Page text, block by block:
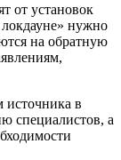
от установок
нужно
на обратную
источника в
специалистов, а